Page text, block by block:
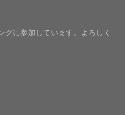
グに参加しています。よろしく